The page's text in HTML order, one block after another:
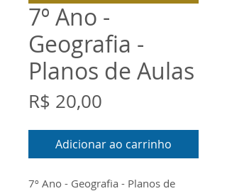
7º Ano -
Geografia -
Planos de Aulas
R$ 20,00
Adicionar ao carrinho
7º Ano - Geografia - Planos de